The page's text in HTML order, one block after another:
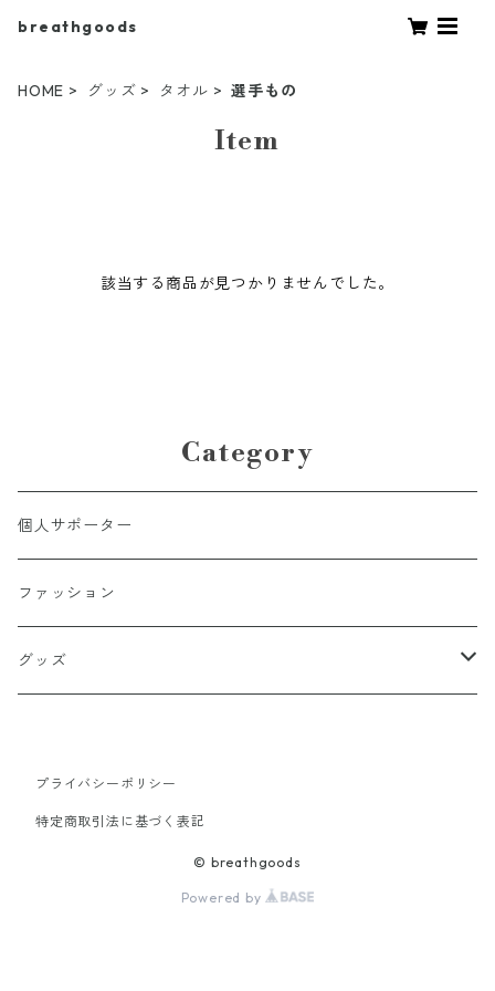
breathgoods
HOME グッズ タオル 選手もの
Item
該当する商品が見つかりませんでした。
Category
個人サポーター
ファッション
グッズ
選手もの
キーホルダー
プライバシーポリシー
特定商取引法に基づく表記
© breathgoods
Powered by